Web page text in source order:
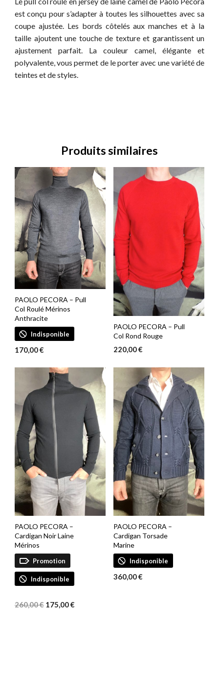
est conçu pour s’adapter à toutes les silhouettes avec sa
coupe ajustée. Les bords côtelés aux manches et à la
taille ajoutent une touche de texture et garantissent un
ajustement parfait. La couleur camel, élégante et
polyvalente, vous permet de le porter avec une variété de
teintes et de styles.
Produits similaires
PAOLO PECORA – Pull
Col Roulé Mérinos
Anthracite
Indisponible
170,00€
PAOLO PECORA – Pull
Col Rond Rouge
220,00€
PAOLO PECORA –
Cardigan Noir Laine
Mérinos
Promotion
Indisponible
260,00€ prix
175,00€
PAOLO PECORA –
Cardigan Torsade
Marine
Indisponible
360,00€